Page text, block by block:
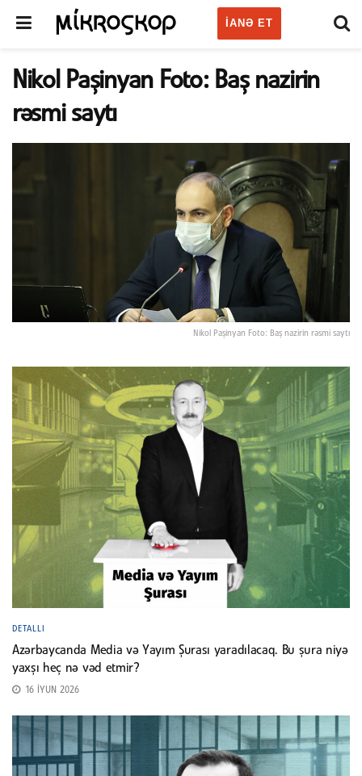
IANƏ ET
Nikol Paşinyan Foto: Baş nazirin
rəsmi saytı
Nikol Paşinyan Foto: Baş nazirin rəsmi saytı
DETALLI
Azərbaycanda Media və Yayım Şurası yaradılacaq. Bu şura niyə
yaxşı heç nə vəd etmir?
16 İYUN 2026